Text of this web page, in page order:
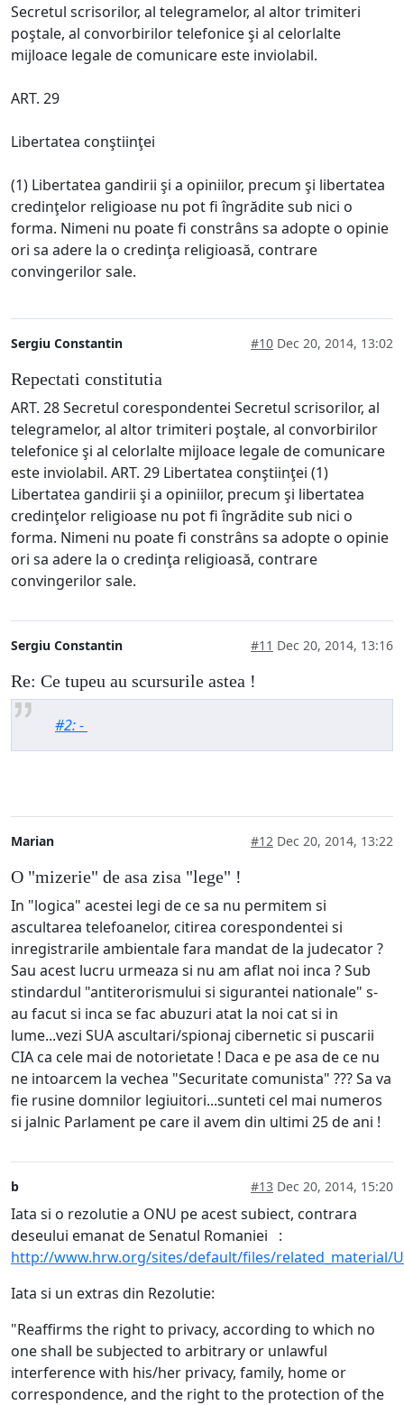
Secretul scrisorilor, al telegramelor, al altor trimiteri
poştale, al convorbirilor telefonice şi al celorlalte
mijloace legale de comunicare este inviolabil.
ART. 29
Libertatea conştiinţei
(1) Libertatea gandirii şi a opiniilor, precum şi libertatea
credinţelor religioase nu pot fi îngrădite sub nici o
forma. Nimeni nu poate fi constrâns sa adopte o opinie
ori sa adere la o credinţa religioasă, contrare
convingerilor sale.
Sergiu Constantin #10 Dec 20, 2014, 13:02
Repectati constitutia
ART. 28 Secretul corespondentei Secretul scrisorilor, al
telegramelor, al altor trimiteri poştale, al convorbirilor
telefonice şi al celorlalte mijloace legale de comunicare
este inviolabil. ART. 29 Libertatea conştiinţei (1)
Libertatea gandirii şi a opiniilor, precum şi libertatea
credinţelor religioase nu pot fi îngrădite sub nici o
forma. Nimeni nu poate fi constrâns sa adopte o opinie
ori sa adere la o credinţa religioasă, contrare
convingerilor sale.
Sergiu Constantin #11 Dec 20, 2014, 13:16
Re: Ce tupeu au scursurile astea !
#2: -
Marian #12 Dec 20, 2014, 13:22
O "mizerie" de asa zisa "lege" !
In "logica" acestei legi de ce sa nu permitem si
ascultarea telefoanelor, citirea corespondentei si
inregistrarile ambientale fara mandat de la judecator ?
Sau acest lucru urmeaza si nu am aflat noi inca ? Sub
stindardul "antiterorismului si sigurantei nationale" s-
au facut si inca se fac abuzuri atat la noi cat si in
lume...vezi SUA ascultari/spionaj cibernetic si puscarii
CIA ca cele mai de notorietate ! Daca e pe asa de ce nu
ne intoarcem la vechea "Securitate comunista" ??? Sa va
fie rusine domnilor legiuitori...sunteti cel mai numeros
si jalnic Parlament pe care il avem din ultimi 25 de ani !
b #13 Dec 20, 2014, 15:20
Iata si o rezolutie a ONU pe acest subiect, contrara
deseului emanat de Senatul Romaniei :
http://www.hrw.org/sites/default/files/related_material/
Iata si un extras din Rezolutie:
"Reaffirms the right to privacy, according to which no
one shall be subjected to arbitrary or unlawful
interference with his/her privacy, family, home or
correspondence, and the right to the protection of the